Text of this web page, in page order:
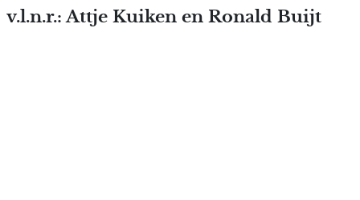
Overslaan en naar de inhoud
v.l.n.r.: Attje Kuiken en Ronald Buijt